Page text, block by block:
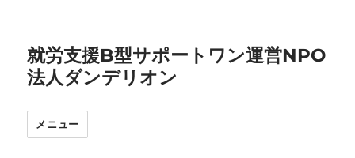
就労支援B型サポートワン運営NPO
法人ダンデリオン
メニュー